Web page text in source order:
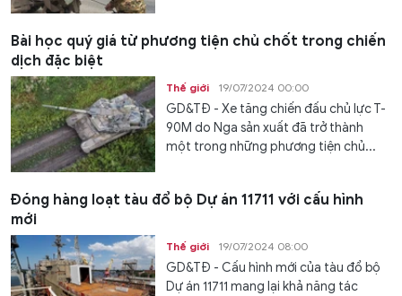
Bài học quý giá từ phương tiện chủ chốt trong chiến
dịch đặc biệt
Thế giới 19/07/2024 00:00
GD&TĐ - Xe tăng chiến đấu chủ lực T-
90M do Nga sản xuất đã trở thành
một trong những phương tiện chủ...
Đóng hàng loạt tàu đổ bộ Dự án 11711 với cấu hình
mới
Thế giới 19/07/2024 08:00
GD&TĐ - Cấu hình mới của tàu đổ bộ
Dự án 11711 mang lại khả năng tác